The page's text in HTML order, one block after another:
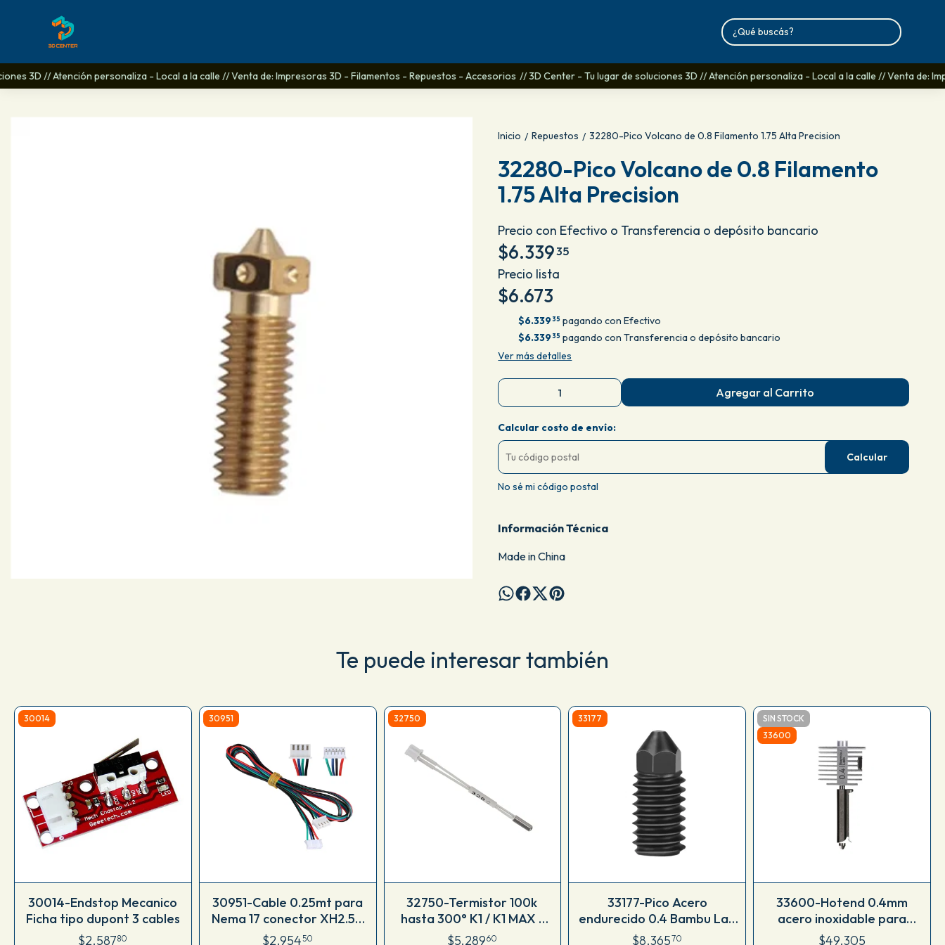
3D // Atención personaliza - Local a la calle // Venta de: Impresoras 3D - Filamentos - Repuestos - Accesorios // 3D Center - Tu lugar de soluciones 3D // Atención personaliza - Local a la calle // Venta de:
Inicio / Repuestos / 32280-Pico Volcano de 0.8 Filamento 1.75 Alta Precision
32280-Pico Volcano de 0.8 Filamento
1.75 Alta Precision
Precio con Efectivo o Transferencia o depósito bancario
$6.33935
Precio lista
$6.673
$6.33935 pagando con Efectivo
$6.33935 pagando con Transferencia o depósito bancario
Ver más detalles
Agregar al Carrito
Calcular costo de envío:
Calcular
No sé mi código postal
Información Técnica
Made in China
Te puede interesar también
30014
30014-Endstop Mecanico
Ficha tipo dupont 3 cables
$2.58780
30951
30951-Cable 0.25mt para
Nema 17 conector XH2.54
compatible Makerparts
$2.95450
32750
32750-Termistor 100k
hasta 300° K1 / K1 MAX /
Ender 3 V3 KE
$5.28960
33177
33177-Pico Acero
endurecido 0.4 Bambu Lab
A1 / A1 mini
$8.36570
SIN STOCK
33600
33600-Hotend 0.4mm
acero inoxidable para
Bambu Lab A1 Serie
$49.305